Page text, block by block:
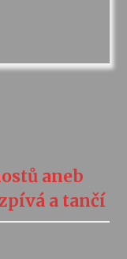
aneb
a tančí